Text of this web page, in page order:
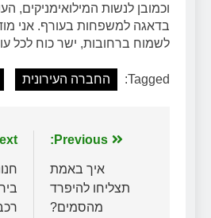
וכמובן לנשות המילואימניקים,
בדאגה למשפחות בעורף. אני
לשמוח ברחובות, ישר כוח לכל
Tagged: החברה העירונית
ניווט Previous:
איך באמת
תצליחו להיפרד
מהסמים?